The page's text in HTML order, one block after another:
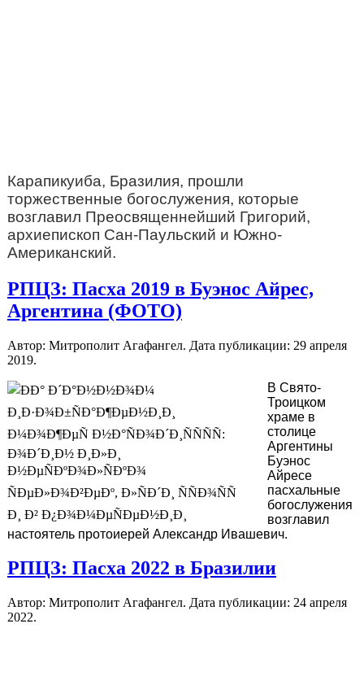
Карапикуиба, Бразилия, прошли
торжественные богослужения, которые
возглавил Преосвященнейший Григорий,
архиепископ Сан-Паульский и Южно-
Американский.
РПЦЗ: Пасха 2019 в Буэнос Айрес,
Аргентина (ФОТО)
Автор: Митрополит Агафангел. Дата публикации: 29 апреля
2019.
В Свято-
Троицком
храме в
столице
Аргентины
Буэнос
Айресе
пасхальные
богослужения
возглавил
настоятель протоиерей Александр Ивашевич.
РПЦЗ: Пасха 2022 в Бразилии
Автор: Митрополит Агафангел. Дата публикации: 24 апреля
2022.